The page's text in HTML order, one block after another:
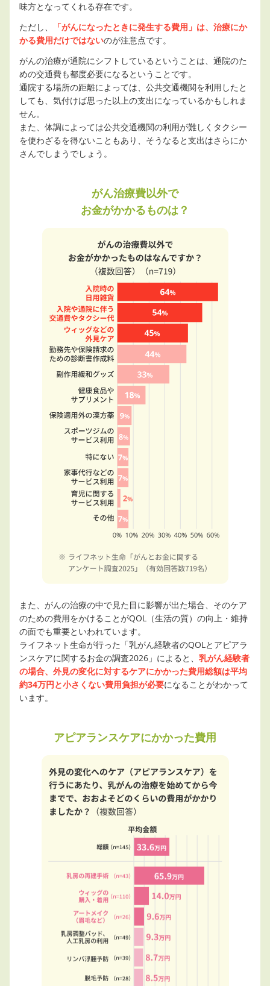
味方となってくれる存在です。
ただし、
「がんになったときに発生する費用」は、治療にか
かる費用だけではないのが注意点です。
がんの治療が通院にシフトしているということは、通院のた
めの交通費も都度必要になるということです。
通院する場所の距離によっては、公共交通機関を利用したと
しても、気付けば思った以上の支出になっているかもしれま
せん。
また、体調によっては公共交通機関の利用が難しくタクシー
を使わざるを得ないこともあり、そうなると支出はさらにか
さんでしまうでしょう。
がん治療費以外で
お金がかかるものは？
また、がんの治療の中で見た目に影響が出た場合、そのケア
のための費用をかけることがQOL（生活の質）の向上・維持
の面でも重要といわれています。
ライフネット生命が行った「乳がん経験者のQOLとアピアラ
ンスケアに関するお金の調査2026」によると、 乳がん経験者
の場合、外見の変化に対するケアにかかった費用総額は平均
約34万円と小さくない費用負担が必要になることがわかって
います。
アピアランスケアにかかった費用